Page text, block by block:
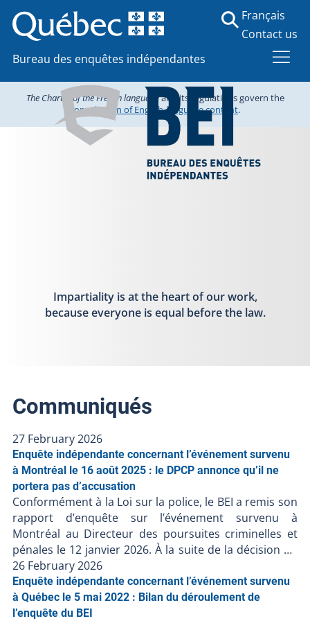
Bureau des enquêtes indépendantes
Français
Contact us
The Charter of the French languageand its regulations govern the
consultation of English-language content.
Impartiality is at the heart of our work,
because everyone is equal before the law.
Communiqués
27 February 2026
Enquête indépendante concernant l’événement survenu
à Montréal le 16 août 2025 : le DPCP annonce qu’il ne
portera pas d’accusation
Conformément à la Loi sur la police, le BEI a remis son
rapport d’enquête sur l’événement survenu à
Montréal au Directeur des poursuites criminelles et
pénales le 12 janvier 2026. À la suite de la décision du
DPCP de ne pas porter d’accusation contre les
policiers, et en l’absence de faits nouveaux, le BEI
ferme le dossier BEI-250816-001. Puisque des
accusations ont été portées contre une personne
26 February 2026
Enquête indépendante concernant l’événement survenu
à Québec le 5 mai 2022 : Bilan du déroulement de
l’enquête du BEI